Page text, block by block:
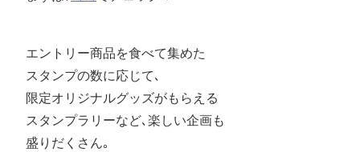
エントリー商品を食べて集めた
スタンプの数に応じて､
限定オリジナルグッズがもらえる
スタンプラリーなど､楽しい企画も
盛りだくさん｡